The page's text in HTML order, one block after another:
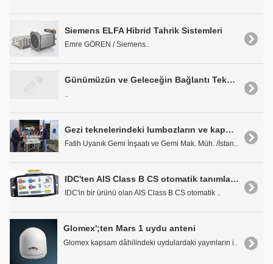
Siemens ELFA Hibrid Tahrik Sistemleri
Emre GÖREN / Siemens..
Günümüzün ve Geleceğin Bağlantı Teknolojisi Geberit Mapress
Gezi teknelerindeki lumbozların ve kaportaların sertifikalandirilmasi
Fatih Uyanık Gemi İnşaatı ve Gemi Mak. Müh. /İstan..
IDC'ten AIS Class B CS otomatik tanımlama cihazı
IDC'in bir ürünü olan AIS Class B CS otomatik ..
Glomex';ten Mars 1 uydu anteni
Glomex kapsam dâhilindeki uydulardaki yayınların i..